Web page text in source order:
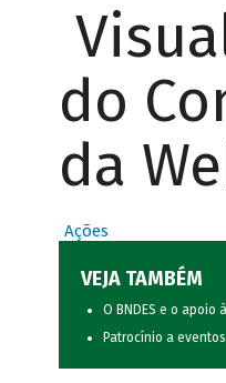
do
da
Ações
VEJA TAMBÉM
O BNDES e o apoio
Patrocínio a